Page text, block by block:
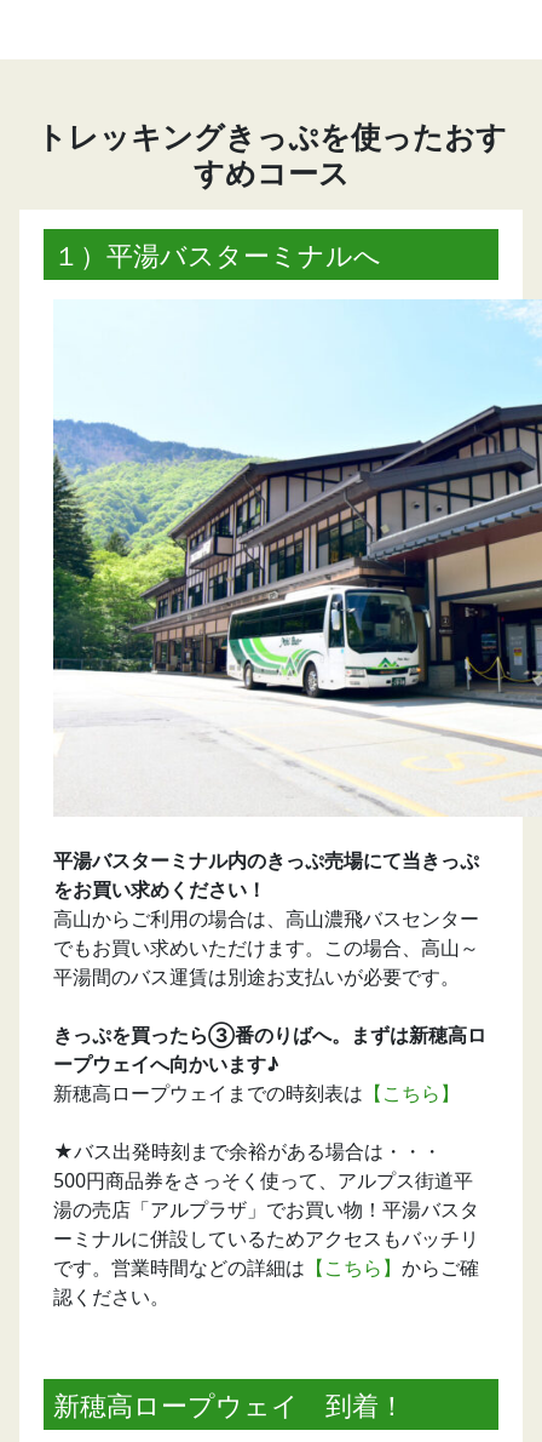
トレッキングきっぷを使ったおす
すめコース
１）平湯バスターミナルへ
平湯バスターミナル内のきっぷ売場にて当きっぷ
をお買い求めください！
高山からご利用の場合は、高山濃飛バスセンター
でもお買い求めいただけます。この場合、高山～
平湯間のバス運賃は別途お支払いが必要です。
きっぷを買ったら③番のりばへ。まずは新穂高ロ
ープウェイへ向かいます♪
新穂高ロープウェイまでの時刻表は 【こちら】
★バス出発時刻まで余裕がある場合は・・・
500円商品券をさっそく使って、アルプス街道平
湯の売店「アルプラザ」でお買い物！平湯バスタ
ーミナルに併設しているためアクセスもバッチリ
です。営業時間などの詳細は 【こちら】 からご確
認ください。
新穂高ロープウェイ 到着！